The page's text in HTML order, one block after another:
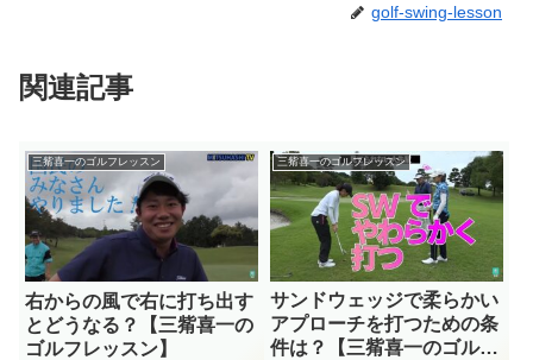
golf-swing-lesson
関連記事
三觜喜一のゴルフレッスン
右からの風で右に打ち出す
とどうなる？【三觜喜一の
ゴルフレッスン】
三觜喜一のゴルフレッスン
サンドウェッジで柔らかい
アプローチを打つための条
件は？【三觜喜一のゴルフ